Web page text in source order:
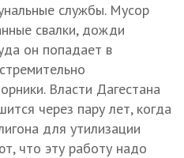
службы. Мусор
свалки, дожди
он попадает в
Власти Дагестана
через пару лет, когда
для утилизации
что эту работу надо